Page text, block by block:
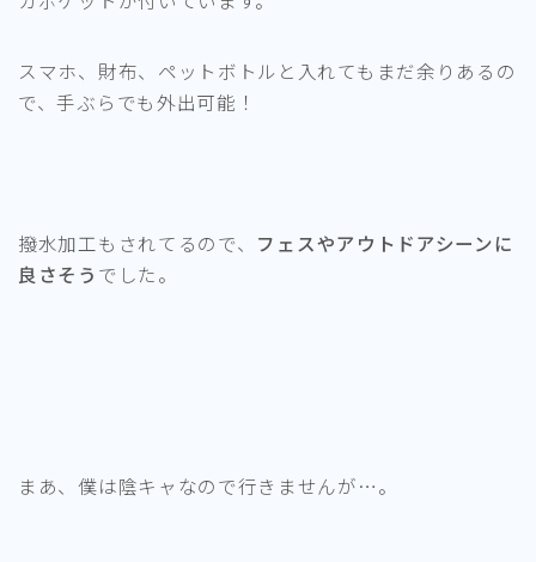
スマホ、財布、ペットボトルと入れてもまだ余りあるの
で、手ぶらでも外出可能！
撥水加工もされてるので、 フェスやアウトドアシーンに
良さそう でした。
まあ、僕は陰キャなので行きませんが…。